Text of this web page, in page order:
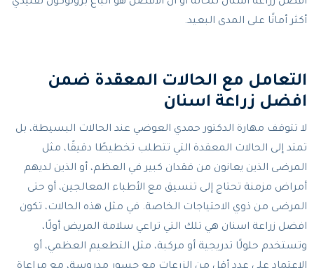
أكثر أمانًا على المدى البعيد.
التعامل مع الحالات المعقدة ضمن
افضل زراعة اسنان
لا تتوقف مهارة الدكتور حمدي العوضي عند الحالات البسيطة، بل
تمتد إلى الحالات المعقدة التي تتطلب تخطيطًا دقيقًا، مثل
المرضى الذين يعانون من فقدان كبير في العظم، أو الذين لديهم
أمراض مزمنة تحتاج إلى تنسيق مع الأطباء المعالجين، أو حتى
المرضى من ذوي الاحتياجات الخاصة. في مثل هذه الحالات، تكون
افضل زراعة اسنان هي تلك التي تراعي سلامة المريض أولًا،
وتستخدم حلولًا تدريجية أو مركبة، مثل التطعيم العظمي، أو